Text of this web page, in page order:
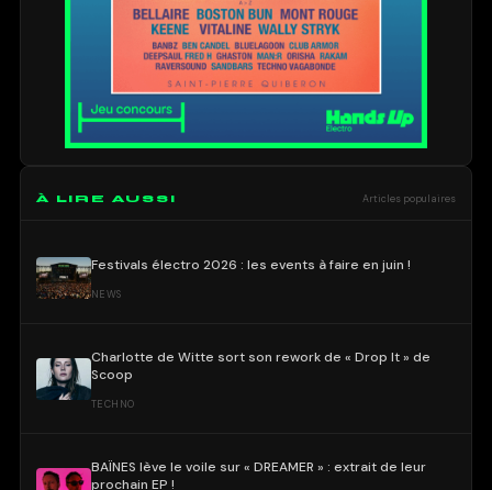
À LIRE AUSSI Articles populaires
Festivals électro 2026 : les events à faire en juin !
NEWS
Charlotte de Witte sort son rework de « Drop It » de
Scoop
TECHNO
BAÏNES lève le voile sur « DREAMER » : extrait de leur
prochain EP !